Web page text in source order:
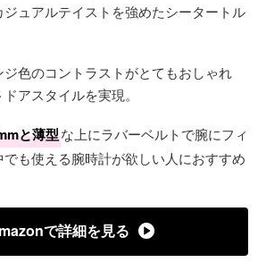
ュアルテイストを強めたシータートル
色のコントラストがとてもおしゃれ
アスタイルを実現。
と薄型な上にラバーベルトで腕にフィ
も使える腕時計が欲しい人におすすめ
で詳細を見る